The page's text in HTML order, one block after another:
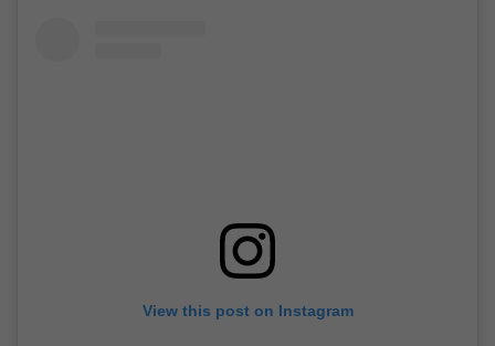
View this post on Instagram